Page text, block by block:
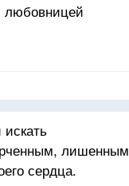
любовницей
лишенным
сердца.